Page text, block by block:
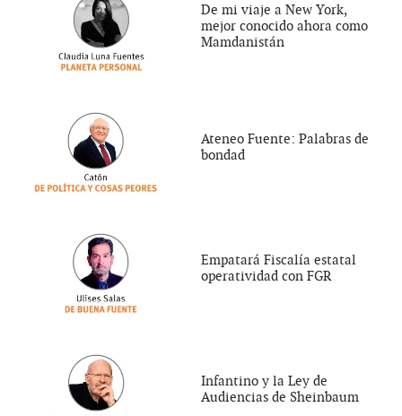
De mi viaje a New York,
mejor conocido ahora como
Mamdanistán
Ateneo Fuente: Palabras de
bondad
Empatará Fiscalía estatal
operatividad con FGR
Infantino y la Ley de
Audiencias de Sheinbaum